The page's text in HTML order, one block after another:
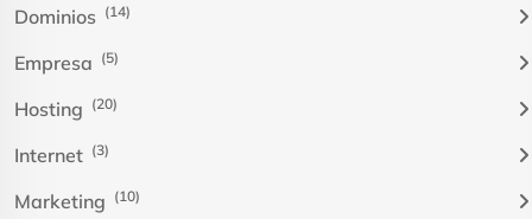
Dominios (14)
Empresa (5)
Hosting (20)
Internet (3)
Marketing (10)